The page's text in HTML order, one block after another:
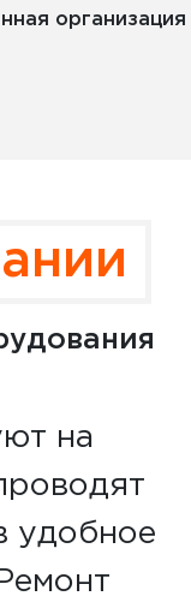
организация
на
удобное